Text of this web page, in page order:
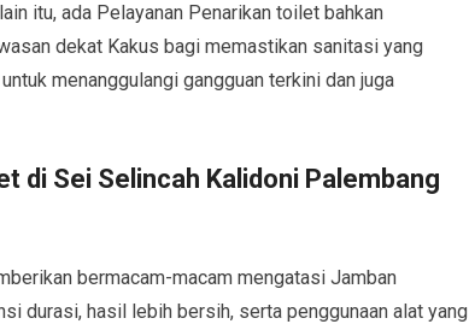
itu, ada Pelayanan Penarikan toilet bahkan
dekat Kakus bagi memastikan sanitasi yang
menanggulangi gangguan terkini dan juga
di Sei Selincah Kalidoni Palembang
bermacam-macam mengatasi Jamban
durasi, hasil lebih bersih, serta penggunaan alat yang